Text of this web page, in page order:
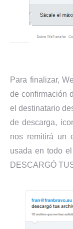
Para finalizar,
de confirmación
el destinatario
de descarga,
nos remitirá un
usada en todo
DESCARGÓ